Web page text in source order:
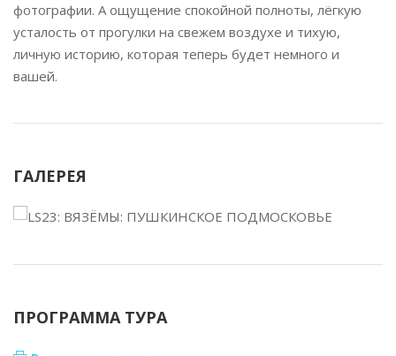
фотографии. А ощущение спокойной полноты, лёгкую
усталость от прогулки на свежем воздухе и тихую,
личную историю, которая теперь будет немного и
вашей.
ГАЛЕРЕЯ
ПРОГРАММА ТУРА